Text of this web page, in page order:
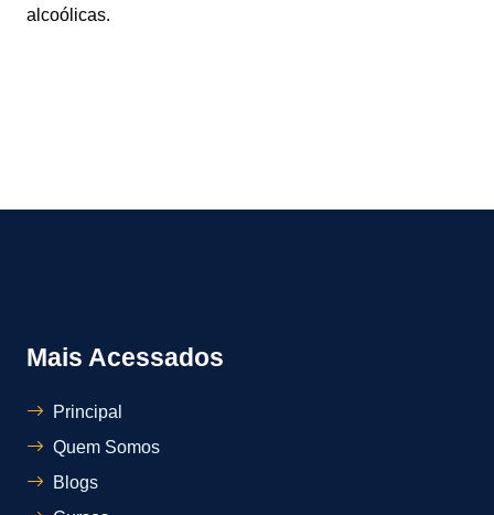
alcoólicas.
Mais Acessados
Principal
Quem Somos
Blogs